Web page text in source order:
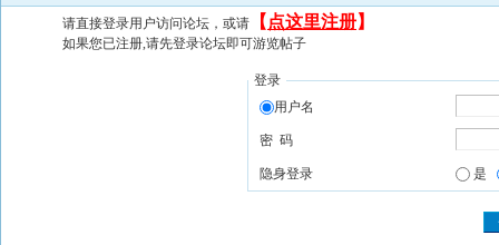
请直接登录用户访问论坛，或请 【 点这里注册】
如果您已注册,请先登录论坛即可游览帖子
登录
用户名
密 码
隐身登录 是